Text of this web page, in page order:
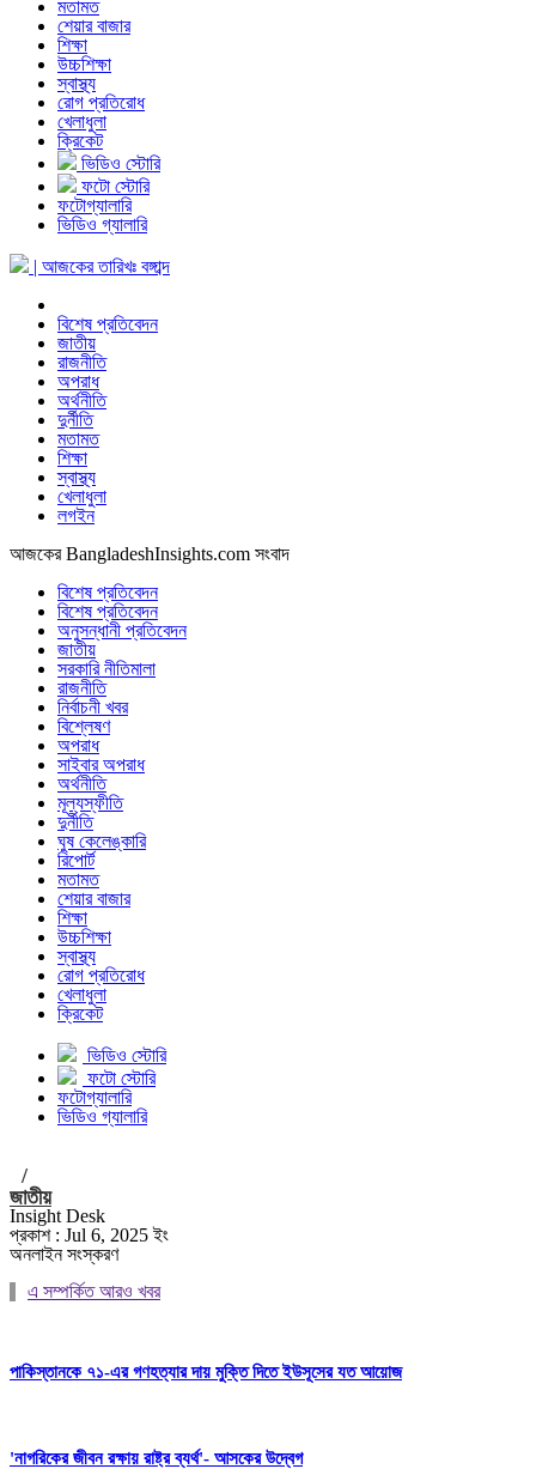
মতামত
শেয়ার বাজার
শিক্ষা
উচ্চশিক্ষা
স্বাস্থ্য
রোগ প্রতিরোধ
খেলাধুলা
ক্রিকেট
ভিডিও স্টোরি
ফটো স্টোরি
ফটোগ্যালারি
ভিডিও গ্যালারি
| আজকের তারিখঃ বঙ্গাব্দ
বিশেষ প্রতিবেদন
জাতীয়
রাজনীতি
অপরাধ
অর্থনীতি
দুর্নীতি
মতামত
শিক্ষা
স্বাস্থ্য
খেলাধুলা
লগইন
আজকের BangladeshInsights.com সংবাদ
বিশেষ প্রতিবেদন
বিশেষ প্রতিবেদন
অনুসন্ধানী প্রতিবেদন
জাতীয়
সরকারি নীতিমালা
রাজনীতি
নির্বাচনী খবর
বিশ্লেষণ
অপরাধ
সাইবার অপরাধ
অর্থনীতি
মূল্যস্ফীতি
দুর্নীতি
ঘুষ কেলেঙ্কারি
রিপোর্ট
মতামত
শেয়ার বাজার
শিক্ষা
উচ্চশিক্ষা
স্বাস্থ্য
রোগ প্রতিরোধ
খেলাধুলা
ক্রিকেট
ভিডিও স্টোরি
ফটো স্টোরি
ফটোগ্যালারি
ভিডিও গ্যালারি
/
জাতীয়
Insight Desk
প্রকাশ : Jul 6, 2025 ইং
অনলাইন সংস্করণ
এ সম্পর্কিত আরও খবর
পাকিস্তানকে ৭১-এর গণহত্যার দায় মুক্তি দিতে ইউসূসের যত আয়োজ
'নাগরিকের জীবন রক্ষায় রাষ্ট্র ব্যর্থ'- আসকের উদ্বেগ